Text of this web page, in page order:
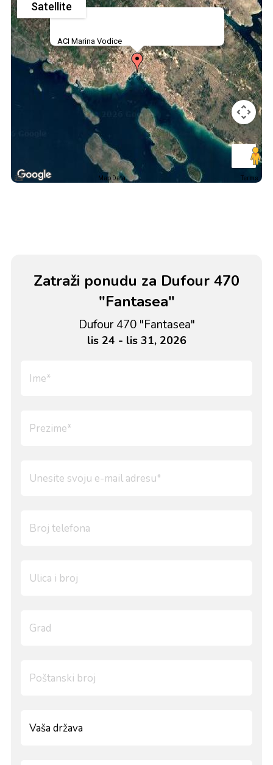
ACI Marina Vodice
Satellite
Map Data Terms
Zatraži ponudu za Dufour 470
"Fantasea"
Dufour 470 "Fantasea"
lis 24 - lis 31, 2026